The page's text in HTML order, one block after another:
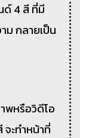
ด์ 4 สี ที่มี
ม กลายเป็น
พหรือวิดีโอ
ะทำหน้าที่